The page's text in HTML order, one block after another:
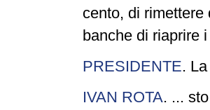
cento, di
banche di riaprire
PRESIDENTE.
IVAN ROTA. ...